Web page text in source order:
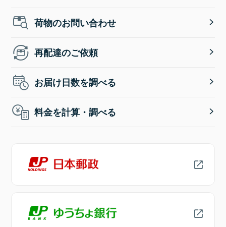
荷物のお問い合わせ
再配達のご依頼
お届け日数を調べる
料金を計算・調べる